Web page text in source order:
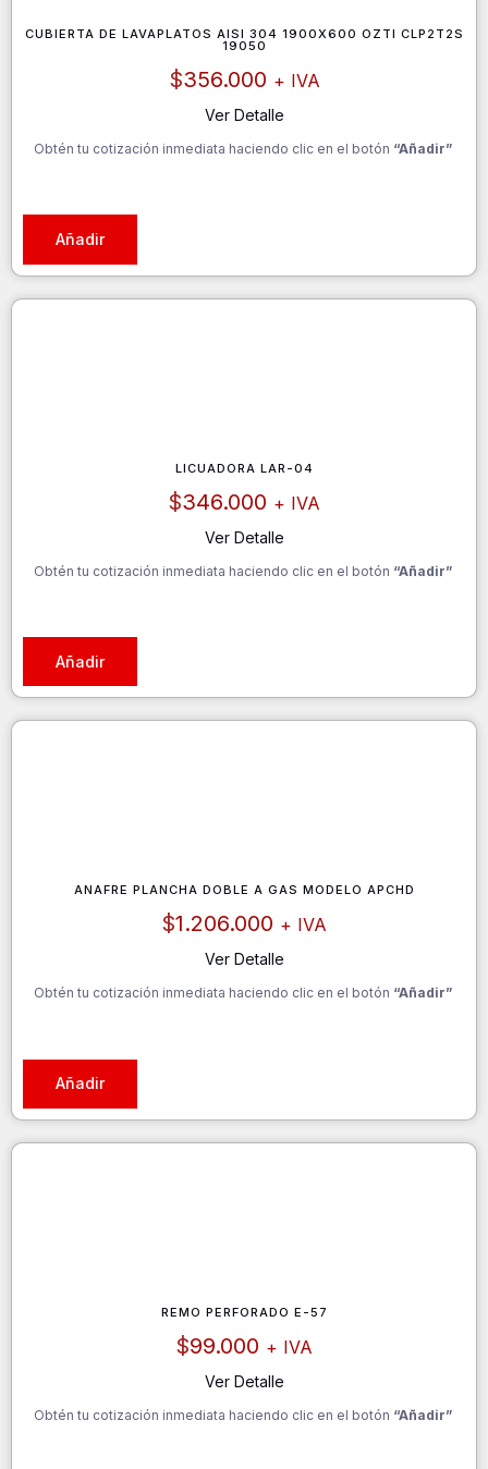
CUBIERTA DE LAVAPLATOS AISI 304 1900X600 OZTI CLP2T2S
19050
$356.000 + IVA
Ver Detalle
Obtén tu cotización inmediata haciendo clic en el botón “Añadir”
Añadir
LICUADORA LAR-04
$346.000 + IVA
Ver Detalle
Obtén tu cotización inmediata haciendo clic en el botón “Añadir”
Añadir
ANAFRE PLANCHA DOBLE A GAS MODELO APCHD
$1.206.000 + IVA
Ver Detalle
Obtén tu cotización inmediata haciendo clic en el botón “Añadir”
Añadir
REMO PERFORADO E-57
$99.000 + IVA
Ver Detalle
Obtén tu cotización inmediata haciendo clic en el botón “Añadir”